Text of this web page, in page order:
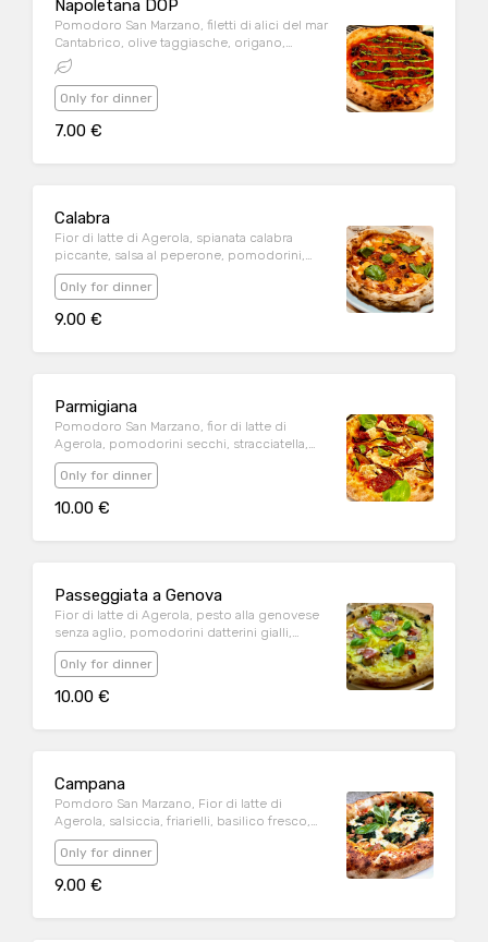
Napoletana DOP
Pomodoro San Marzano, filetti di alici del mar
Cantabrico, olive taggiasche, origano,
battuto di prezzemolo e aglio, basilico
fresco, olio evo
Only for dinner
7.00 €
Calabra
Fior di latte di Agerola, spianata calabra
piccante, salsa al peperone, pomodorini,
basilico fresco, olio evo
Only for dinner
9.00 €
Parmigiana
Pomodoro San Marzano, fior di latte di
Agerola, pomodorini secchi, stracciatella,
melanzane al funghetto, basilico fresco, olio
evo
Only for dinner
10.00 €
Passeggiata a Genova
Fior di latte di Agerola, pesto alla genovese
senza aglio, pomodorini datterini gialli,
scamorza affumicata, pancetta pepata, pinoli,
basilico fresco, olio evo
Only for dinner
10.00 €
Campana
Pomdoro San Marzano, Fior di latte di
Agerola, salsiccia, friarielli, basilico fresco,
olio evo.
Only for dinner
9.00 €